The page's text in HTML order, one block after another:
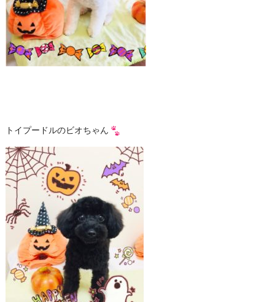
トイプードルのビオちゃん